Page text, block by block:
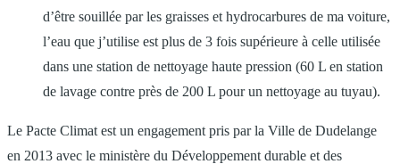
d’être souillée par les graisses et hydrocarbures de ma voiture,
l’eau que j’utilise est plus de 3 fois supérieure à celle utilisée
dans une station de nettoyage haute pression (60 L en station
de lavage contre près de 200 L pour un nettoyage au tuyau).
Le Pacte Climat est un engagement pris par la Ville de Dudelange
en 2013 avec le ministère du Développement durable et des